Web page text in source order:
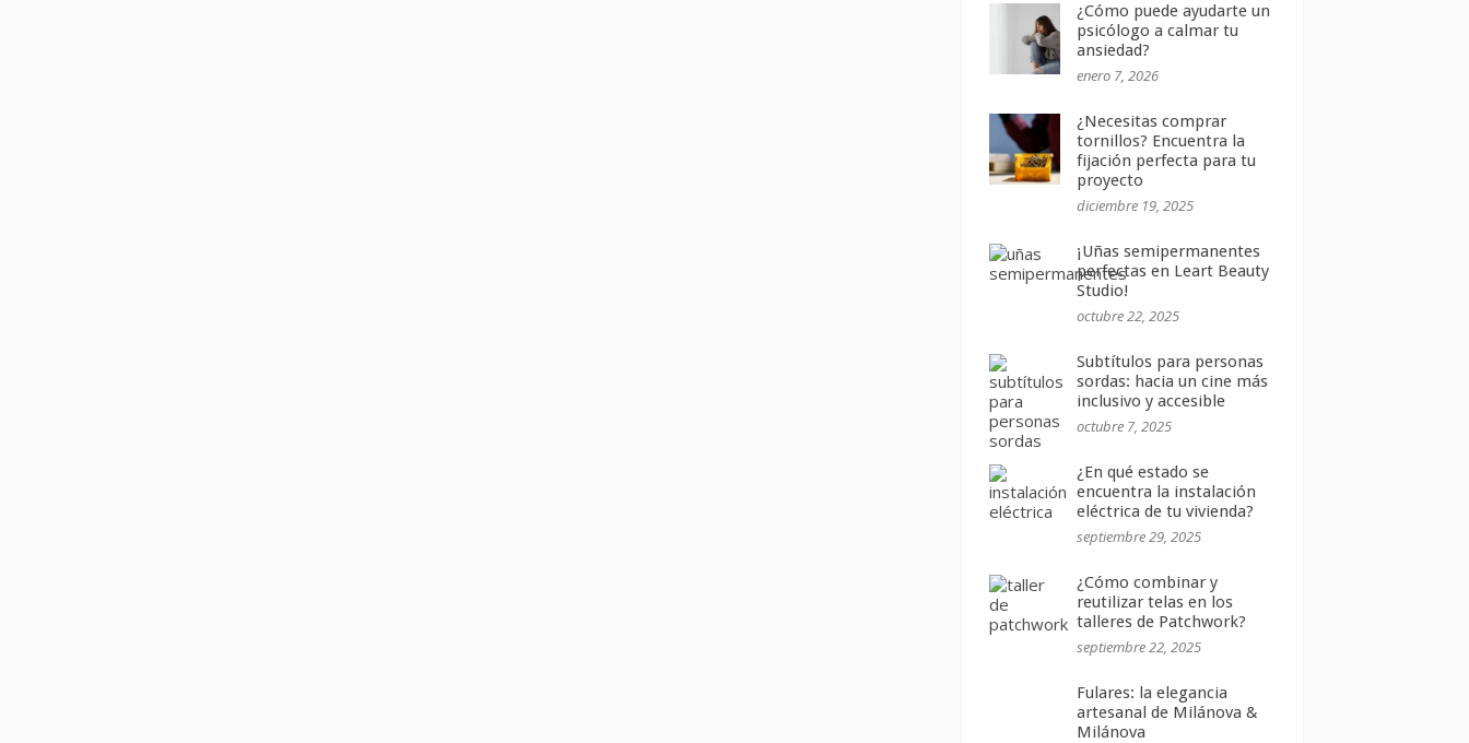
¿Cómo puede ayudarte un
psicólogo a calmar tu
ansiedad?
enero 7, 2026
¿Necesitas comprar
tornillos? Encuentra la
fijación perfecta para tu
proyecto
diciembre 19, 2025
¡Uñas semipermanentes
perfectas en Leart Beauty
Studio!
octubre 22, 2025
Subtítulos para personas
sordas: hacia un cine más
inclusivo y accesible
octubre 7, 2025
¿En qué estado se
encuentra la instalación
eléctrica de tu vivienda?
septiembre 29, 2025
¿Cómo combinar y
reutilizar telas en los
talleres de Patchwork?
septiembre 22, 2025
Fulares: la elegancia
artesanal de Milánova &
Milánova